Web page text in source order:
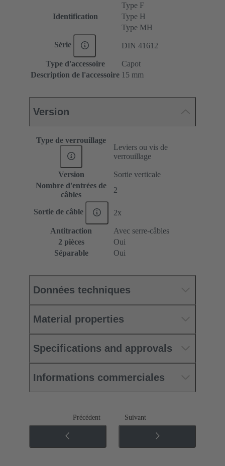
Identification
Type F
Type H
Type MH
Série DIN 41612
Type d'accessoire
Capot
Description de l'accessoire 15 mm
Version
Type de verrouillage
Leviers ou vis de
verrouillage
Version
Sortie verticale
Nombre d'entrées de
câbles
2
Sortie de câble 2x
Antitraction
Avec serre-câbles
2 pièces
Oui
Séparable
Oui
Données techniques
Material properties
Specifications and approvals
Informations commerciales
Précédent Suivant